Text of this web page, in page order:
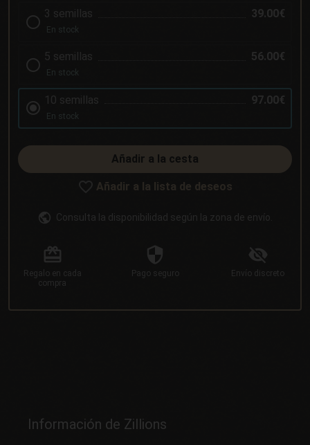
3 semillas 39.00€
En stock
5 semillas 56.00€
En stock
10 semillas 97.00€
En stock
Añadir a la cesta
Añadir a la lista de deseos
Consulta la disponibilidad según la zona de envío.
Regalo en cada
compra
Pago seguro Envío discreto
Información de Zillions